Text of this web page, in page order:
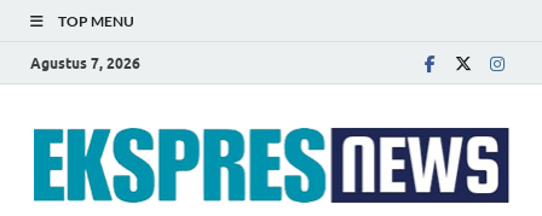
TOP MENU
Agustus 7, 2026